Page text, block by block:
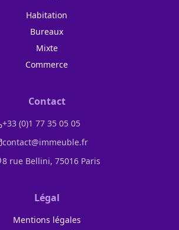
Habitation
Bureaux
Mixte
Commerce
Contact
+33 (0)1 77 35 05 05
contact@immeuble.fr
8 rue Bellini, 75016 Paris
Légal
Mentions légales